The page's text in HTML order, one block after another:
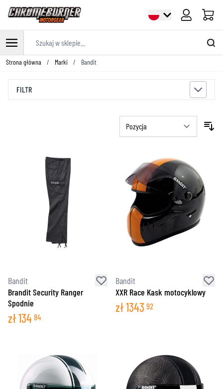
Cart
Przejdź do treści
Strona główna / Marki / Bandit
FILTR
Bandit
Brandit Security Ranger
Spodnie
zł134 84
Bandit
XXR Race Kask motocyklowy
zł1343 92